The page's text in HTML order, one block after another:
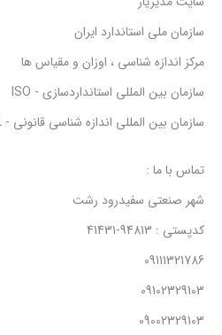
سازمان ملی استاندارد ایران
مرکز اندازه شناسی ، اوزان و مقیاس ها
سازمان بین المللی استانداردسازی - ISO
سازمان بین المللی اندازه شناسی قانونی - OIML
تماس با ما :
شهر صنعتی سفیدرود رشت
کدپستی : 94813-41431
09111321786
09102329103
09002329103